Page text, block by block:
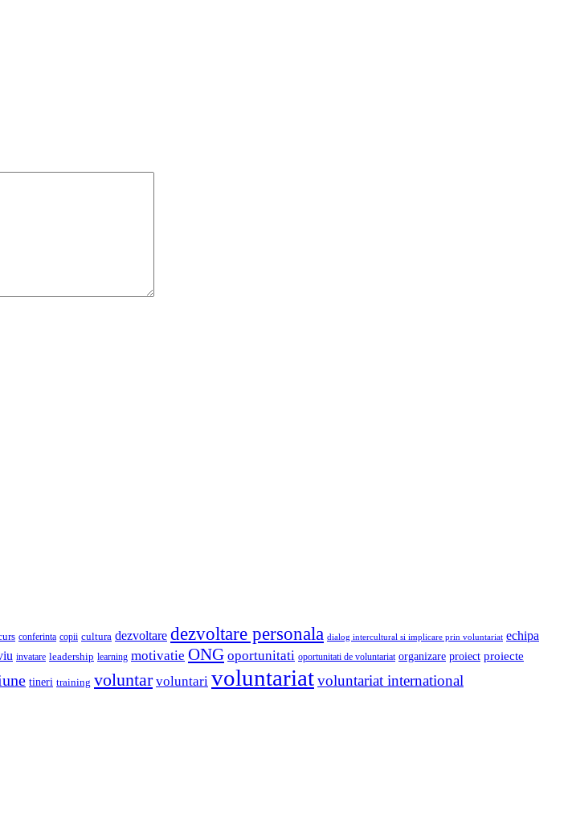
conferinta copii cultura dezvoltare dezvoltare personala dialog intercultural si implicare prin voluntariat echipa
invatare leadership learning motivatie ONG oportunitati oportunitati de voluntariat organizare proiect proiecte
tineri training voluntar voluntari voluntariatvoluntariat international